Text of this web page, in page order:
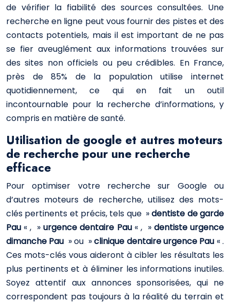
de vérifier la fiabilité des sources consultées. Une
recherche en ligne peut vous fournir des pistes et des
contacts potentiels, mais il est important de ne pas
se fier aveuglément aux informations trouvées sur
des sites non officiels ou peu crédibles. En France,
près de 85% de la population utilise internet
quotidiennement, ce qui en fait un outil
incontournable pour la recherche d’informations, y
compris en matière de santé.
Utilisation de google et autres moteurs
de recherche pour une recherche
efficace
Pour optimiser votre recherche sur Google ou
d’autres moteurs de recherche, utilisez des mots-
clés pertinents et précis, tels que »dentiste de garde
Pau « , »urgence dentaire Pau « , » dentiste urgence
dimanche Pau » ou »clinique dentaire urgence Pau « .
Ces mots-clés vous aideront à cibler les résultats les
plus pertinents et à éliminer les informations inutiles.
Soyez attentif aux annonces sponsorisées, qui ne
correspondent pas toujours à la réalité du terrain et